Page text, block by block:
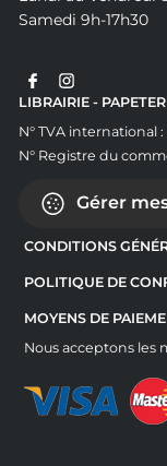
Samedi 9h-17h30
LIBRAIRIE -
N° TVA international :
N° Registre du
Gérer
CONDITIONS
POLITIQUE DE
MOYENS DE
Nous acceptons les